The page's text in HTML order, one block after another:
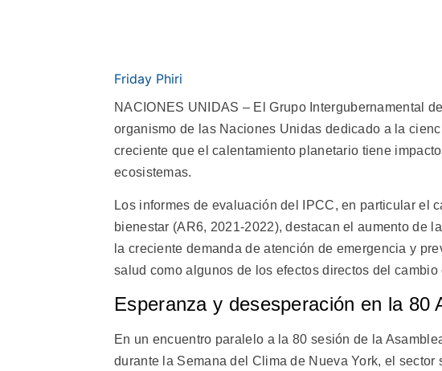
Friday Phiri
NACIONES UNIDAS – El Grupo Intergubernamental
organismo de las Naciones Unidas dedicado a la
creciente que el calentamiento planetario tiene
ecosistemas.
Los informes de evaluación del IPCC, en particular el
bienestar (AR6, 2021-2022), destacan el aumento de
la creciente demanda de atención de emergencia y
salud como algunos de los efectos directos del
Esperanza y desesperación en la 80
En un encuentro paralelo a la 80 sesión de la
durante la Semana del Clima de Nueva York, el